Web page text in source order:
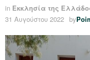
in Εκκλησία της
31 Αυγούστου 2022 by